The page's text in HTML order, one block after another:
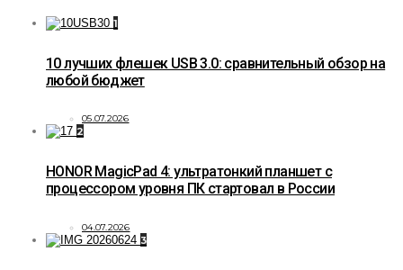
1
10 лучших флешек USB 3.0: сравнительный обзор на
любой бюджет
05.07.2026
2
HONOR MagicPad 4: ультратонкий планшет с
процессором уровня ПК стартовал в России
04.07.2026
3